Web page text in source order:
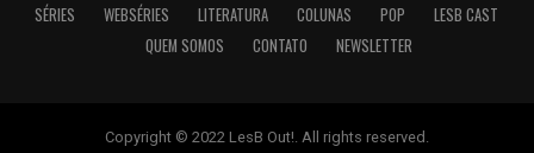
SÉRIES WEBSÉRIES LITERATURA COLUNAS POP
LESB CAST
QUEM SOMOS
CONTATO NEWSLETTER
Copyright © 2022 LesB Out!. All rights reserved.